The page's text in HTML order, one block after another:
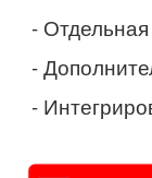
-
-
-